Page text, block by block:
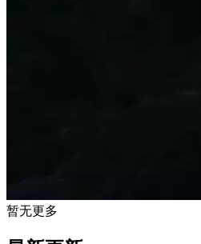
暂无更多